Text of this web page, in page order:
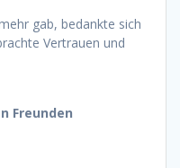
gab, bedankte sich
Vertrauen und
Freunden